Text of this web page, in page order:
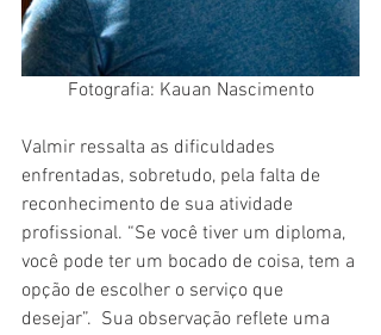
Fotografia: Kauan Nascimento
Valmir ressalta as dificuldades
enfrentadas, sobretudo, pela falta de
reconhecimento de sua atividade
profissional. “Se você tiver um diploma,
você pode ter um bocado de coisa, tem a
opção de escolher o serviço que
desejar”.  Sua observação reflete uma